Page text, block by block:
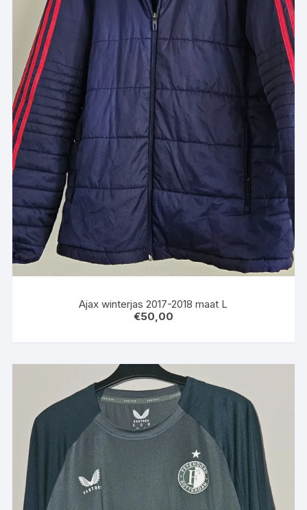
Ajax winterjas 2017-2018 maat L
€50,00